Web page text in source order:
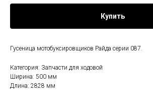
Купить
Гусеница мотобуксировщиков Райда серии 087.
Категория: Запчасти для ходовой
Ширина: 500 мм
Длина: 2828 мм